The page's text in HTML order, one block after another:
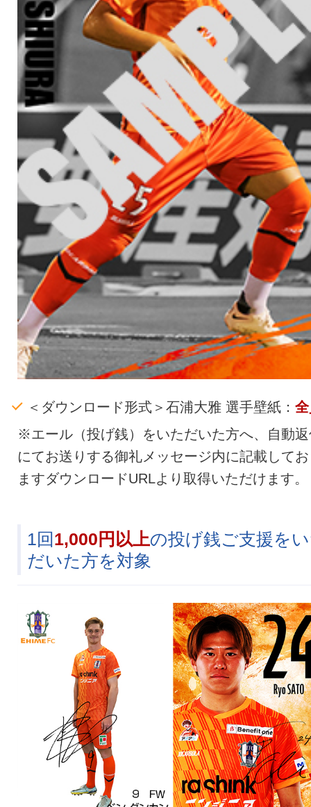
＜ダウンロード形式＞石浦大雅 選手壁紙：
※エール（投げ銭）をいただいた方へ、自動
にてお送りする御礼メッセージ内に記載して
ますダウンロードURLより取得いただけます。
1回1,000円以上の投げ銭ご支援を
だいた方を対象